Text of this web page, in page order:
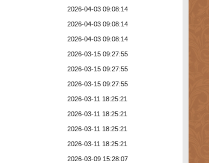
2026-04-03 09:08:14
2026-04-03 09:08:14
2026-04-03 09:08:14
2026-03-15 09:27:55
2026-03-15 09:27:55
2026-03-15 09:27:55
2026-03-11 18:25:21
2026-03-11 18:25:21
2026-03-11 18:25:21
2026-03-11 18:25:21
2026-03-09 15:28:07